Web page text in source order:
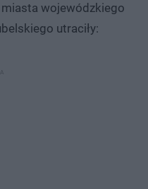
wojewódzkiego
utraciły: